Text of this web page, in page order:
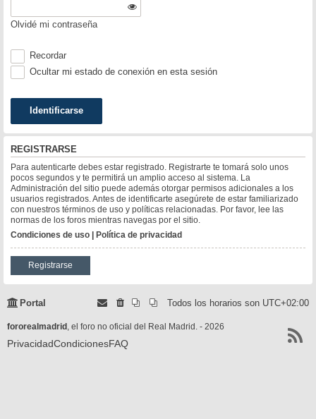
Olvidé mi contraseña
Recordar
Ocultar mi estado de conexión en esta sesión
REGISTRARSE
Para autenticarte debes estar registrado. Registrarte te tomará solo unos
pocos segundos y te permitirá un amplio acceso al sistema. La
Administración del sitio puede además otorgar permisos adicionales a los
usuarios registrados. Antes de identificarte asegúrete de estar familiarizado
con nuestros términos de uso y políticas relacionadas. Por favor, lee las
normas de los foros mientras navegas por el sitio.
Condiciones de uso | Política de privacidad
Registrarse
Portal Todos los horarios son UTC+02:00
fororealmadrid , el foro no oficial del Real Madrid. - 2026
PrivacidadCondicionesFAQ